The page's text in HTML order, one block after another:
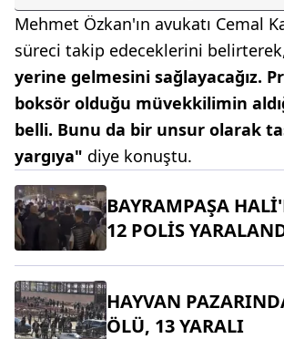
Mehmet Özkan'ın avukatı Cemal
süreci takip edeceklerini
yerine gelmesini sağlayacağız.
boksör olduğu müvekkilimin
belli. Bunu da bir unsur olarak
yargıya" diye konuştu.
BAYRAMPAŞA
12 POLİS
HAYVAN
ÖLÜ, 13 YARALI